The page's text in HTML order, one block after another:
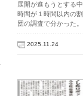
展開が進もうとする
時間が１時間以内の
団の調査で分かった。
2025.11.24